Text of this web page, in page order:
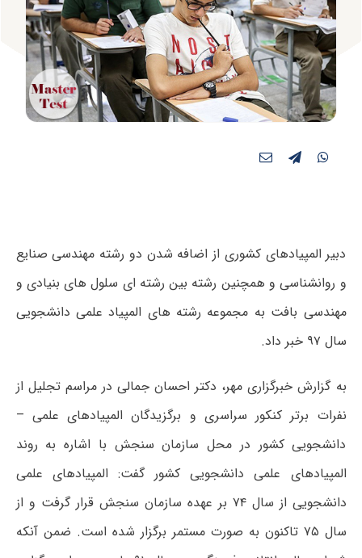
دبیر المپیادهای کشوری از اضافه شدن دو رشته مهندسی صنایع
و روانشناسی و همچنین رشته بین رشته ای سلول های بنیادی و
مهندسی بافت به مجموعه رشته های المپیاد علمی دانشجویی
سال ۹۷ خبر داد.
به گزارش خبرگزاری مهر، دکتر احسان جمالی در مراسم تجلیل از
نفرات برتر کنکور سراسری و برگزیدگان المپیادهای علمی –
دانشجویی کشور در محل سازمان سنجش با اشاره به روند
المپیادهای علمی دانشجویی کشور گفت: المپیادهای علمی
دانشجویی از سال ۷۴ بر عهده سازمان سنجش قرار گرفت و از
سال ۷۵ تاکنون به صورت مستمر برگزار شده است. ضمن آنکه